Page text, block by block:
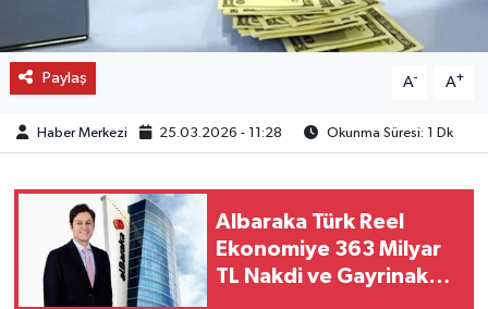
Paylaş A- A+
Haber Merkezi 25.03.2026 - 11:28 Okunma Süresi: 1 Dk
Albaraka Türk Reel
Ekonomiye 363 Milyar
TL Nakdi ve Gayrinakdi
SPOR
FİNANS